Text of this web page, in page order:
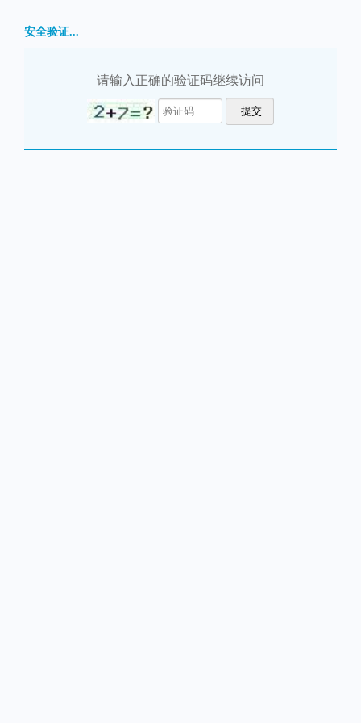
安全验证...
请输入正确的验证码继续访问